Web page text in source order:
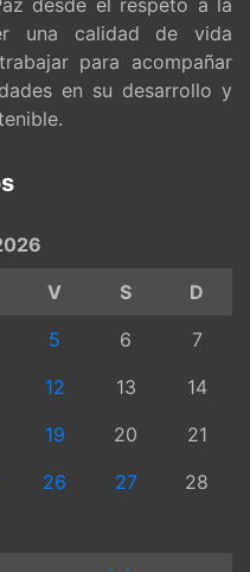
una calidad de vida
para acompañar
en su desarrollo y
V S
D
5 6
7
12 13
14
19 20
21
26 27
28